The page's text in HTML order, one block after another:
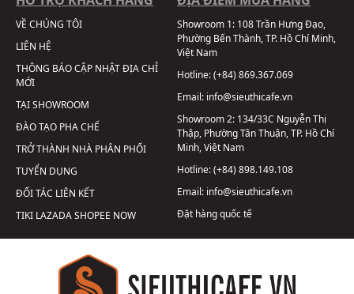
VỀ CHÚNG TÔI
LIÊN HỆ
THÔNG BÁO CẬP NHẬT ĐỊA CHỈ
MỚI
TẠI SHOWROOM
ĐÀO TẠO PHA CHẾ
TRỞ THÀNH NHÀ PHÂN PHỐI
TUYỂN DỤNG
ĐỐI TÁC LIÊN KẾT
TIKI LAZADASHOPEE NOW
Showroom 1: 108 Trần Hưng Đạo,
Phường Bến Thành, TP. Hồ Chí Minh,
Việt Nam
Hotline:(+84) 869.367.069
Email: info@sieuthicafe.vn
Showroom 2: 134/33C Nguyễn Thị
Thập, Phường Tân Thuận, TP. Hồ Chí
Minh, Việt Nam
Hotline:(+84) 898.149.108
Email: info@sieuthicafe.vn
Đặt hàng quốc tế